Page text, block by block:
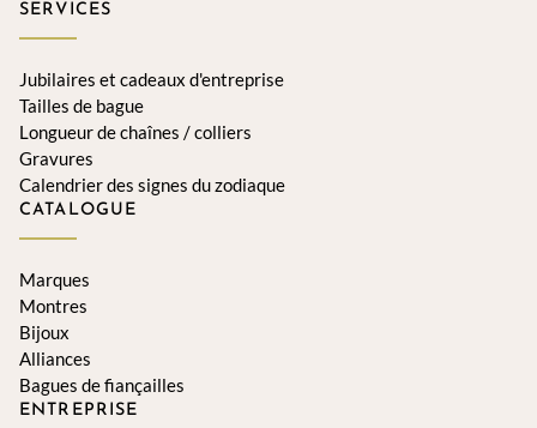
SERVICES
Jubilaires et cadeaux d'entreprise
Tailles de bague
Longueur de chaînes / colliers
Gravures
Calendrier des signes du zodiaque
CATALOGUE
Marques
Montres
Bijoux
Alliances
Bagues de fiançailles
ENTREPRISE